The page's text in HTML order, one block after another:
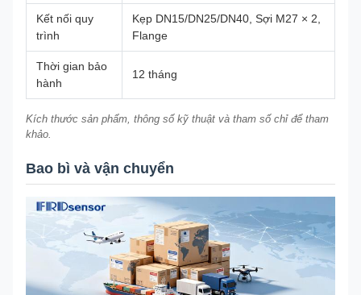
Kết nối quy
trình
Kẹp DN15/DN25/DN40, Sợi M27 × 2,
Flange
Thời gian bảo
hành
12 tháng
Kích thước sản phẩm, thông số kỹ thuật và tham số chỉ để tham
khảo.
Bao bì và vận chuyển